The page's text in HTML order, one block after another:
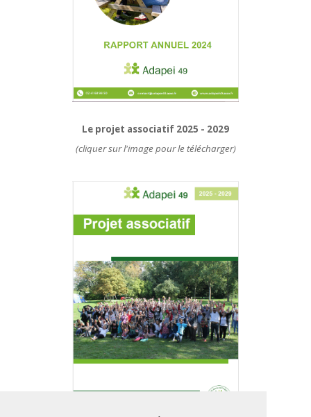
Le projet associatif 2025 - 2029
(cliquer sur l'image pour le télécharger)